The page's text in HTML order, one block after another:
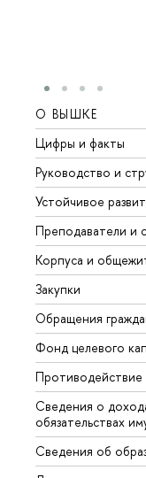
О ВЫШКЕ
Цифры и факты
Руководство и
Устойчивое
Преподаватели и
Корпуса и
Закупки
Обращения
Фонд целевого
Противодействие
Сведения о
обязательствах
Сведения об